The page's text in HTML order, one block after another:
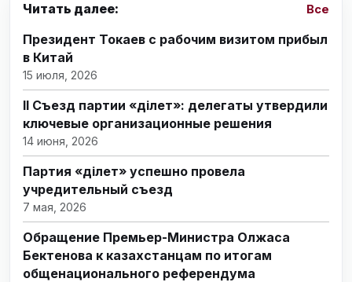
Читать далее: Все
Президент Токаев с рабочим визитом прибыл
в Китай
15 июля, 2026
II Съезд партии «Әділет»: делегаты утвердили
ключевые организационные решения
14 июня, 2026
Партия «Әділет» успешно провела
учредительный съезд
7 мая, 2026
Обращение Премьер-Министра Олжаса
Бектенова к казахстанцам по итогам
общенационального референдума